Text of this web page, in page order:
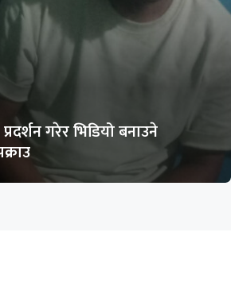
गरेर भिडियो बनाउने